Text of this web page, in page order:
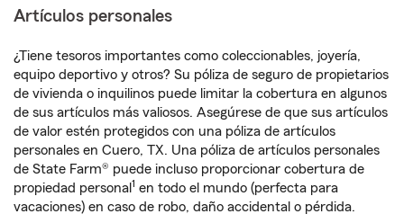
Artículos personales
¿Tiene tesoros importantes como coleccionables, joyería,
equipo deportivo y otros? Su póliza de seguro de propietarios
de vivienda o inquilinos puede limitar la cobertura en algunos
de sus artículos más valiosos. Asegúrese de que sus artículos
de valor estén protegidos con una póliza de artículos
personales en Cuero, TX. Una póliza de artículos personales
de State Farm® puede incluso proporcionar cobertura de
propiedad personal 1 en todo el mundo (perfecta para
vacaciones) en caso de robo, daño accidental o pérdida.